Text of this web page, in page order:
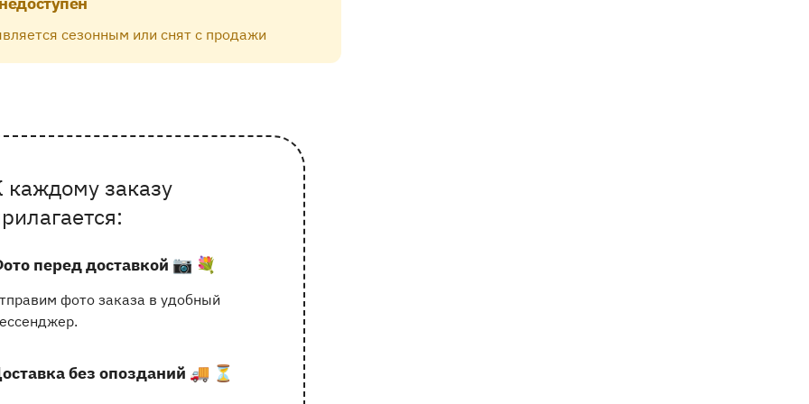
сезонным или снят с продажи
выбирают Флорео
каждому заказу
перед доставкой 📷 💐
фото заказа в удобный
без опозданий 🚚 ⏳